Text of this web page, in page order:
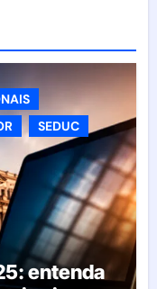
SEDUC
entenda